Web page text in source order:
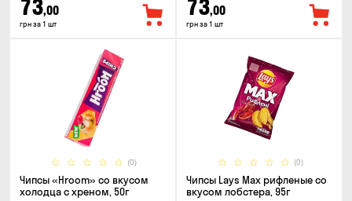
73,00
грн за 1 шт
73,00
грн за 1 шт
(0)
Чипсы «Hroom» со вкусом
холодца с хреном, 50г
(0)
Чипсы Lays Max рифленые со
вкусом лобстера, 95г